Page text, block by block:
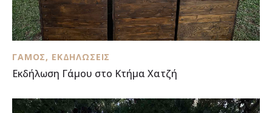
ΓΆΜΟΣ, ΕΚΔΗΛΏΣΕΙΣ
Εκδήλωση Γάμου στο Κτήμα Χατζή